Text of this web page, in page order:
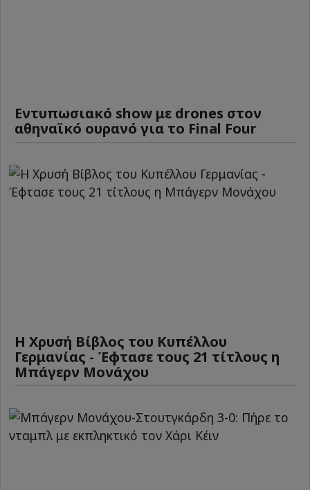
Εντυπωσιακό show με drones στον
αθηναϊκό ουρανό για το Final Four
Η Χρυσή Βίβλος του Κυπέλλου
Γερμανίας - Έφτασε τους 21 τίτλους η
Μπάγερν Μονάχου